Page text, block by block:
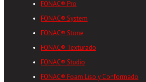
FONAC® Pro
FONAC® System
FONAC® Stone
FONAC® Texturado
FONAC® Studio
FONAC® Foam Liso y Conformado